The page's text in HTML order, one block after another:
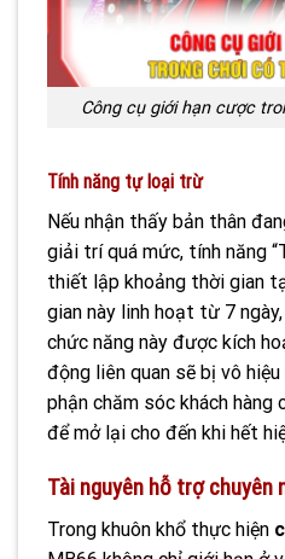
Công cụ giới hạn cược
Tính năng tự loại trừ
Nếu nhận thấy bản thân
giải trí quá mức, tính năng
thiết lập khoảng thời gian
gian này linh hoạt từ 7
chức năng này được kích
động liên quan sẽ bị vô
phận chăm sóc khách hàng
để mở lại cho đến khi hết
Tài nguyên hỗ trợ chuyên
Trong khuôn khổ thực hiện